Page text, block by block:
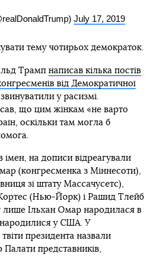
July 17, 2019
тему чотирьох демократок.
Трамп написав кілька постів
від Демократичної
у расизмі.
що цим жінкам «не варто
оскільки там могла б
на дописи відреагували
(конгресменка з Міннесоти),
зі штату Массачусетс),
(Нью-Йорк) і Рашид Тлейб
Ільхан Омар народилася в
у США. У
президента назвали
Палати представників,